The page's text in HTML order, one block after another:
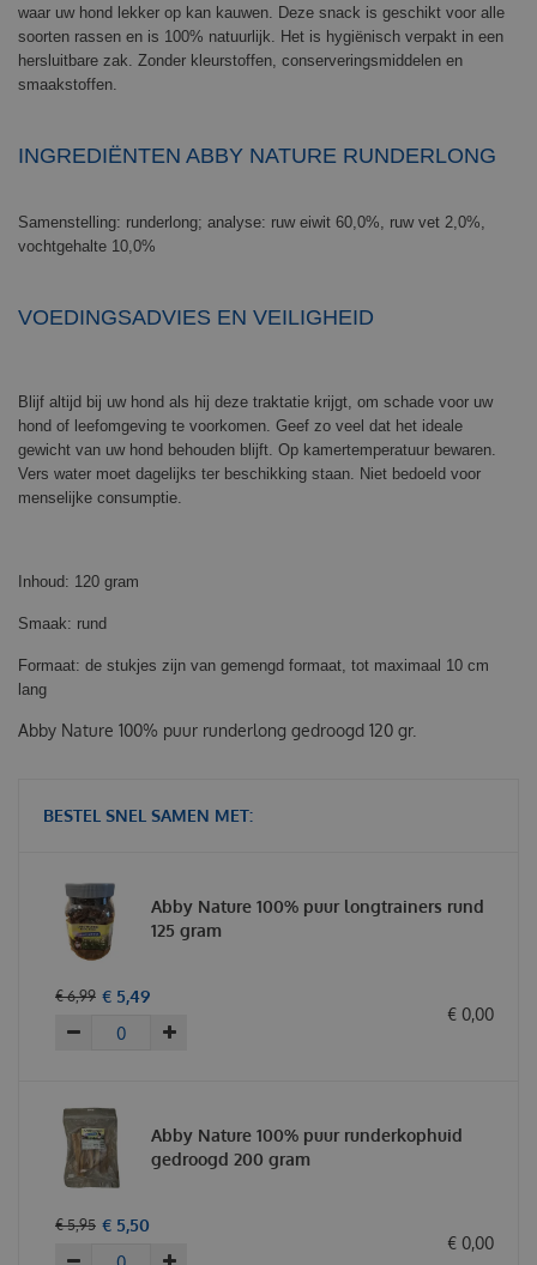
waar uw hond lekker op kan kauwen. Deze snack is geschikt voor alle
soorten rassen en is 100% natuurlijk. Het is hygiënisch verpakt in een
hersluitbare zak. Zonder kleurstoffen, conserveringsmiddelen en
smaakstoffen.
INGREDIËNTEN ABBY NATURE RUNDERLONG
Samenstelling: runderlong; analyse: ruw eiwit 60,0%, ruw vet 2,0%,
vochtgehalte 10,0%
VOEDINGSADVIES EN VEILIGHEID
Blijf altijd bij uw hond als hij deze traktatie krijgt, om schade voor uw
hond of leefomgeving te voorkomen. Geef zo veel dat het ideale
gewicht van uw hond behouden blijft. Op kamertemperatuur bewaren.
Vers water moet dagelijks ter beschikking staan. Niet bedoeld voor
menselijke consumptie.
Inhoud: 120 gram
Smaak: rund
Formaat: de stukjes zijn van gemengd formaat, tot maximaal 10 cm
lang
Abby Nature 100% puur runderlong gedroogd 120 gr.
BESTEL SNEL SAMEN MET:
Abby Nature 100% puur longtrainers rund
125 gram
€ 6,99 € 5,49
€ 0,00
Abby Nature 100% puur runderkophuid
gedroogd 200 gram
€ 5,95 € 5,50
€ 0,00